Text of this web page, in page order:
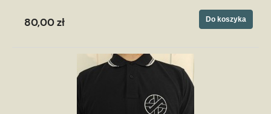
80,00 zł Do koszyka